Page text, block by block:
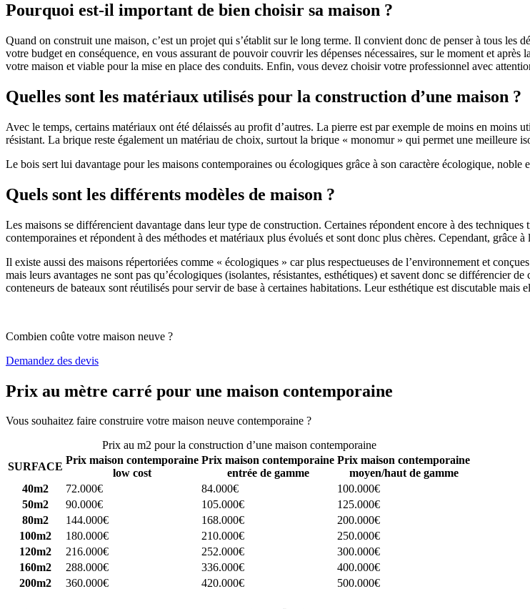
Pourquoi est-il important de bien choisir sa maison ?
Quand on construit une maison, c’est un projet qui s’établit sur le long terme. Il convient donc de penser à tous
votre budget en conséquence, en vous assurant de pouvoir couvrir les dépenses nécessaires, sur le moment et
votre maison et viable pour la mise en place des conduits. Enfin, vous devez choisir votre professionnel avec
Quelles sont les matériaux utilisés pour la construction d’une maison ?
Avec le temps, certains matériaux ont été délaissés au profit d’autres. La pierre est par exemple de moins en moins
résistant. La brique reste également un matériau de choix, surtout la brique « monomur » qui permet une meilleure
Le bois sert lui davantage pour les maisons contemporaines ou écologiques grâce à son caractère écologique,
Quels sont les différents modèles de maison ?
Les maisons se différencient davantage dans leur type de construction. Certaines répondent encore à des
contemporaines et répondent à des méthodes et matériaux plus évolués et sont donc plus chères. Cependant, grâce
Il existe aussi des maisons répertoriées comme « écologiques » car plus respectueuses de l’environnement et
mais leurs avantages ne sont pas qu’écologiques (isolantes, résistantes, esthétiques) et savent donc se différencier
conteneurs de bateaux sont réutilisés pour servir de base à certaines habitations. Leur esthétique est discutable mais
Combien coûte votre maison neuve ?
Demandez des devis
Prix au mètre carré pour une maison contemporaine
Vous souhaitez faire construire votre maison neuve contemporaine ?
Prix au m2 pour la construction d’une maison contemporaine
SURFACE
Prix maison contemporaine
low cost
Prix maison contemporaine
entrée de gamme
Prix maison contemporaine
moyen/haut de gamme
40m2
72.000€ 84.000€
100.000€
50m2
90.000€ 105.000€
125.000€
80m2
144.000€ 168.000€
200.000€
100m2
180.000€ 210.000€
250.000€
120m2
216.000€ 252.000€
300.000€
160m2
288.000€ 336.000€
400.000€
200m2
360.000€ 420.000€ 500.000€